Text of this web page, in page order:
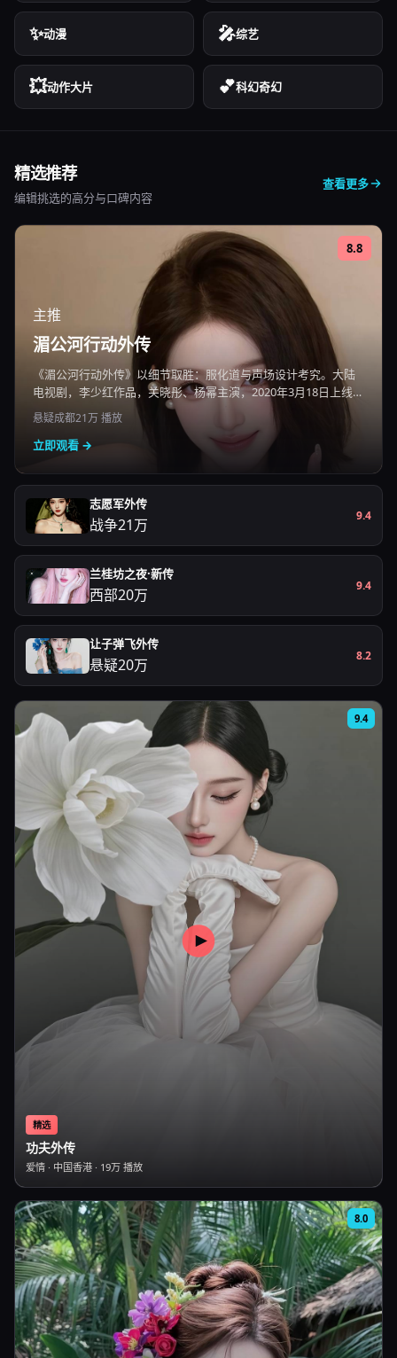
✨动漫 🎤综艺
💥动作大片 💕科幻奇幻
精选推荐
编辑挑选的高分与口碑内容
查看更多
8.8
主推
湄公河行动外传
《湄公河行动外传》以细节取胜：服化道与声场设计考究。大陆
电视剧，李少红作品，关晓彤、杨幂主演，2020年3月18日上线，
国产电影免费在线观看高清即点即播。
悬疑成都21万播放
立即观看 →
志愿军外传
战争21万 9.4
兰桂坊之夜·新传
西部20万 9.4
让子弹飞外传
悬疑20万 8.2
9.4
精选
功夫外传
爱情 · 中国香港 · 19万 播放
8.0